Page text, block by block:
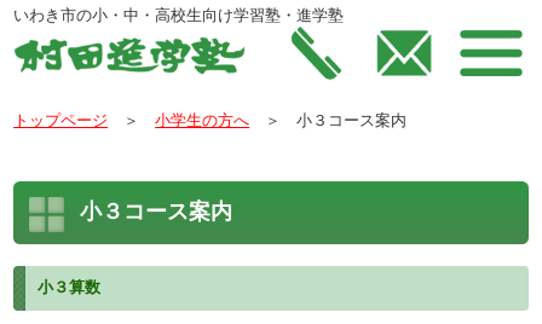
いわき市の小・中・高校生向け学習塾・進学塾
トップページ ＞小学生の方へ ＞ 小３コース案内
小３コース案内
小３算数